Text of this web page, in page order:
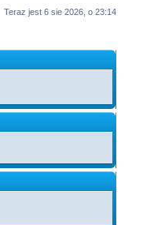
Teraz jest 6 sie 2026, o 23:14